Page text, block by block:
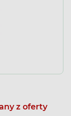
z oferty